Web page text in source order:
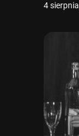
4